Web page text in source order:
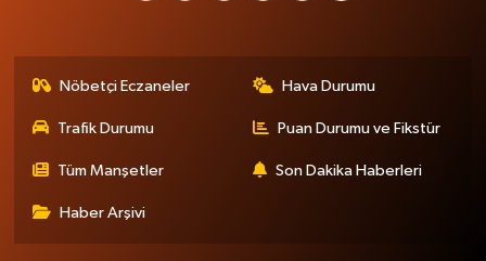
Nöbetçi Eczaneler Hava Durumu
Trafik Durumu Puan Durumu ve Fikstür
Tüm Manşetler Son Dakika Haberleri
Haber Arşivi